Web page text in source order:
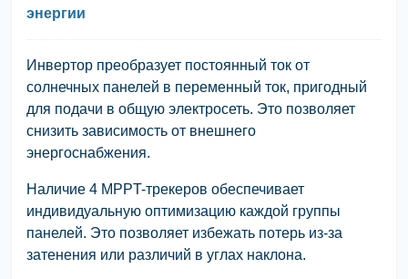
энергии
Инвертор преобразует постоянный ток от
солнечных панелей в переменный ток, пригодный
для подачи в общую электросеть. Это позволяет
снизить зависимость от внешнего
энергоснабжения.
Наличие 4 MPPT-трекеров обеспечивает
индивидуальную оптимизацию каждой группы
панелей. Это позволяет избежать потерь из-за
затенения или различий в углах наклона.